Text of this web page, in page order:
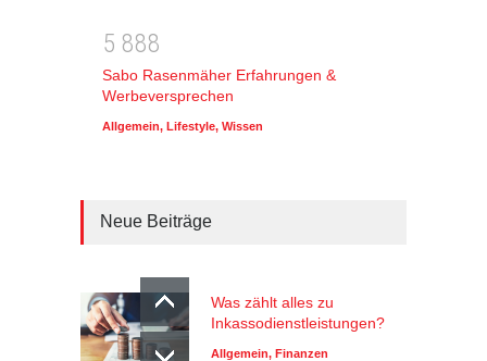
5 888
Sabo Rasenmäher Erfahrungen &
Werbeversprechen
Allgemein, Lifestyle, Wissen
Neue Beiträge
Was zählt alles zu
Inkassodienstleistungen?
Allgemein, Finanzen